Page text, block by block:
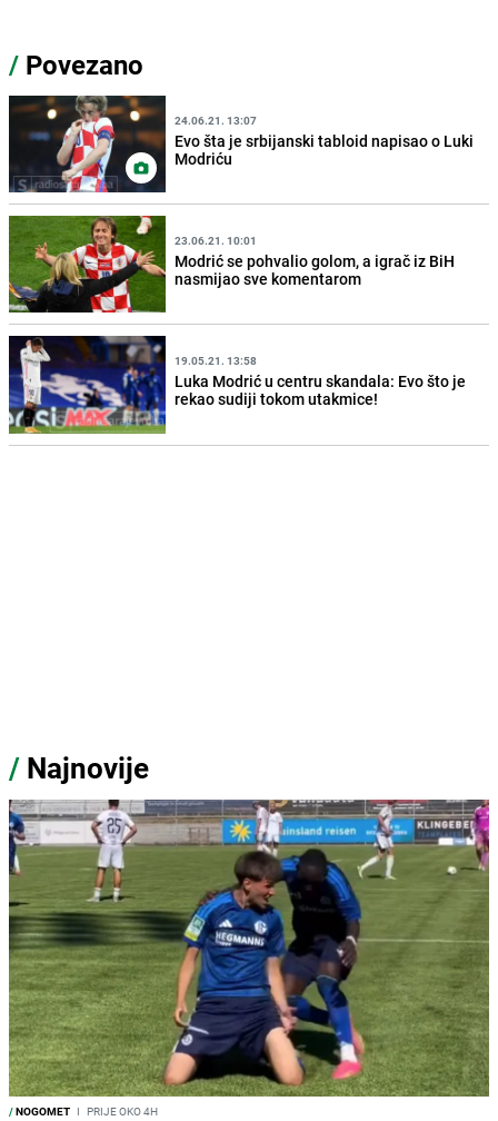
/ Povezano
24.06.21. 13:07
Evo šta je srbijanski tabloid napisao o Luki
Modriću
23.06.21. 10:01
Modrić se pohvalio golom, a igrač iz BiH
nasmijao sve komentarom
19.05.21. 13:58
Luka Modrić u centru skandala: Evo što je
rekao sudiji tokom utakmice!
/ Najnovije
/NOGOMET I PRIJE OKO 4H